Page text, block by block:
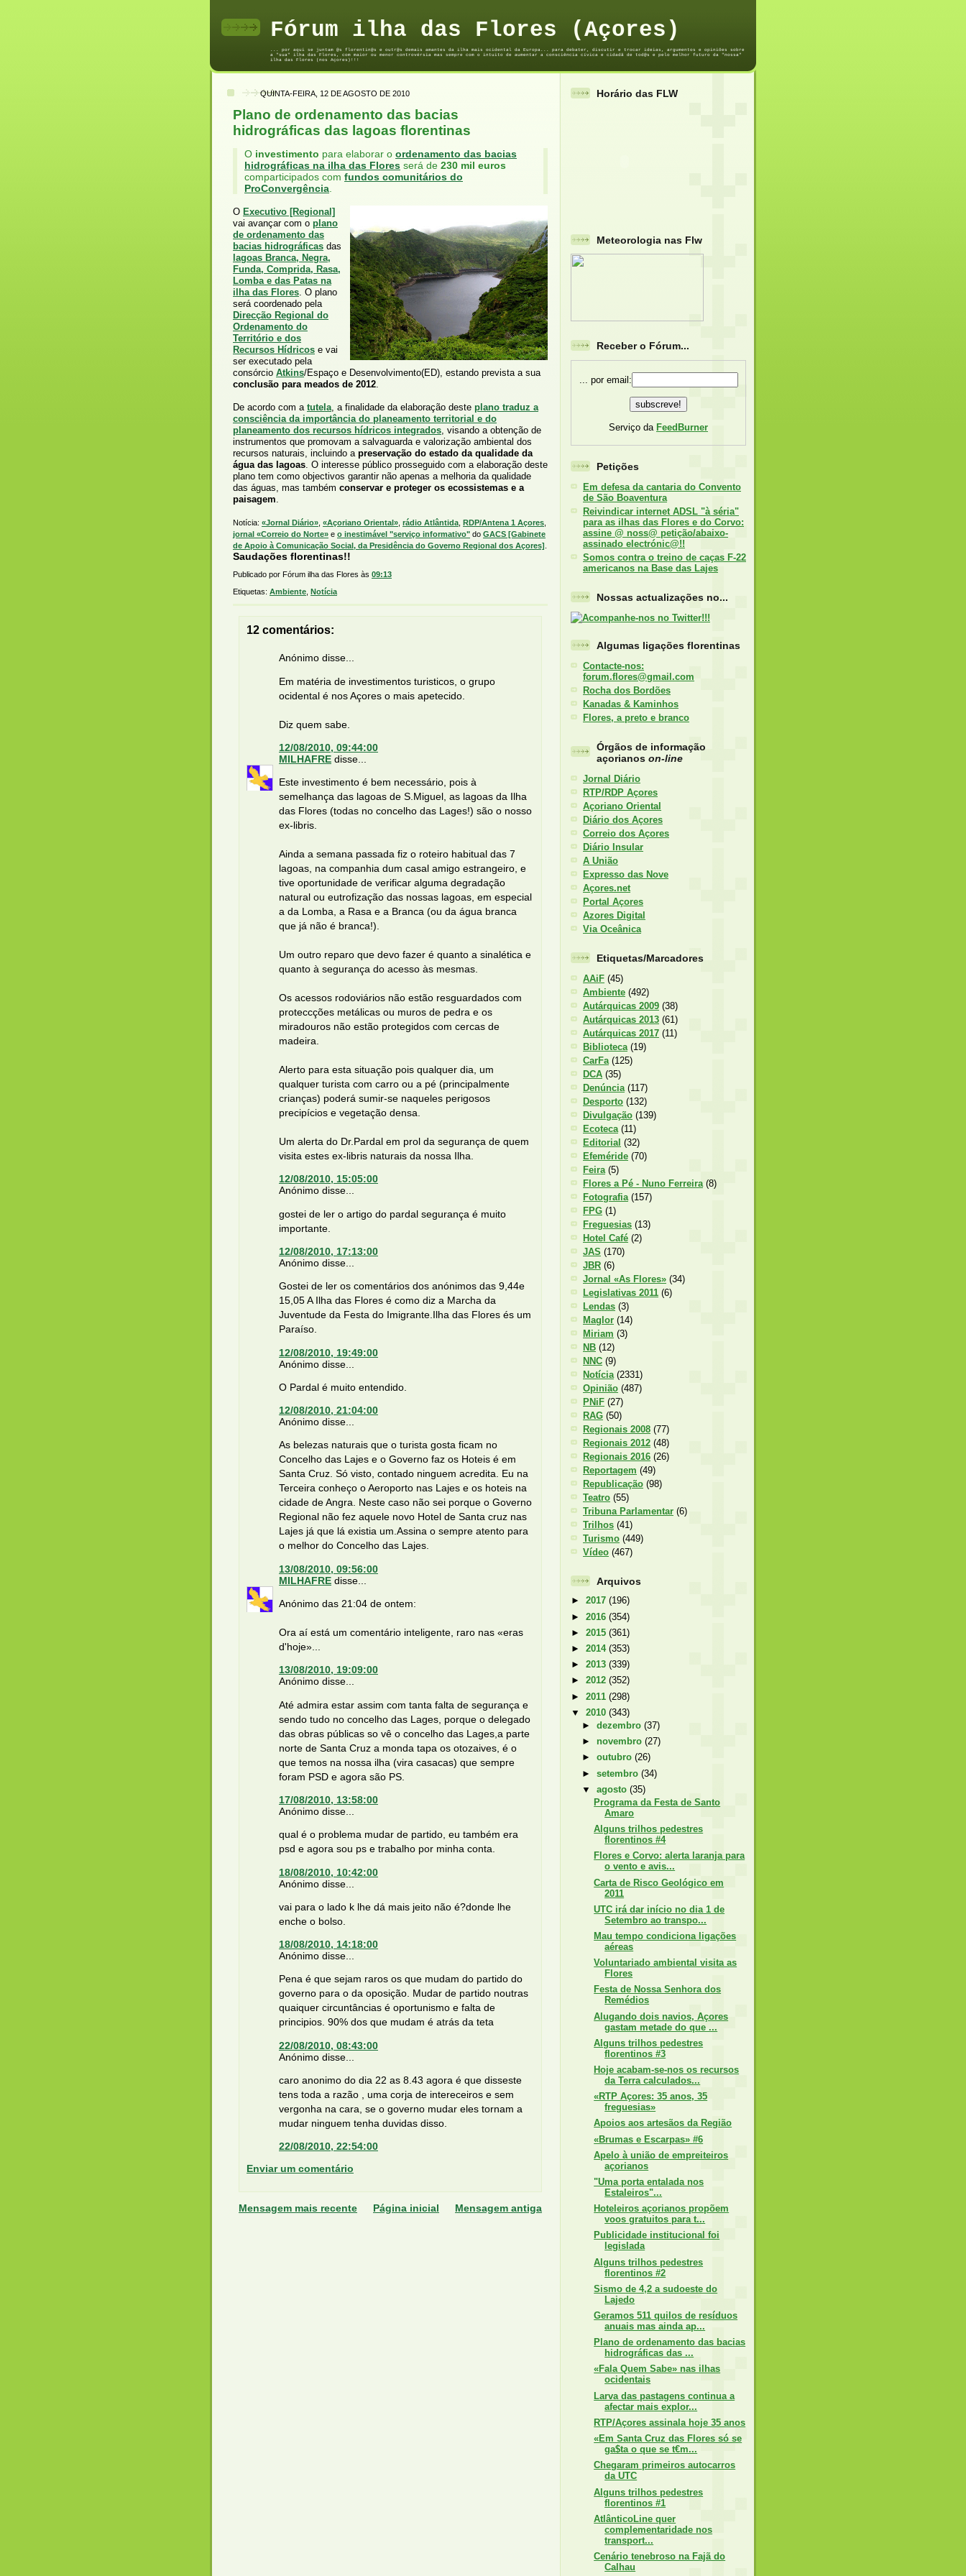
Fórum ilha das Flores (Açores)
... por aqui se juntam @s florentin@s e outr@s demais amantes da ilha mais ocidental da Europa... para debater, discutir e trocar ideias, argumentos e opiniões sobre
a "sua" ilha das Flores, com maior ou menor controvérsia mas sempre com o intuito de aumentar a consciência cívica e cidadã de tod@s e pelo melhor futuro da "nossa"
ilha das Flores (nos Açores)!!!
QUINTA-FEIRA, 12 DE AGOSTO DE 2010
Plano de ordenamento das bacias
hidrográficas das lagoas florentinas
O investimento para elaborar o ordenamento das bacias
hidrográficas na ilha das Flores será de 230 mil euros
comparticipados com fundos comunitários do
ProConvergência
O Executivo [Regional]
vai avançar com o plano
de ordenamento das
bacias hidrográficas das
lagoas Branca, Negra,
Funda, Comprida, Rasa,
Lomba e das Patas na
ilha das Flores. O plano
será coordenado pela
Direcção Regional do
Ordenamento do
Território e dos
Recursos Hídricos e vai
ser executado pela
consórcio Atkins/Espaço e Desenvolvimento(ED), estando prevista a sua
conclusão para meados de 2012.
De acordo com a tutela, a finalidade da elaboração deste plano traduz a
consciência da importância do planeamento territorial e do
planeamento dos recursos hídricos integrados, visando a obtenção de
instrumentos que promovam a salvaguarda e valorização ambiental dos
recursos naturais, incluindo a preservação do estado da qualidade da
água das lagoas. O interesse público prosseguido com a elaboração deste
plano tem como objectivos garantir não apenas a melhoria da qualidade
das águas, mas também conservar e proteger os ecossistemas e a
paisagem.
Notícia: «Jornal Diário» «Açoriano Oriental» rádio Atlântida RDP/Antena 1 Açores
jornal «Correio do Norte» e o inestimável "serviço informativo" do GACS [Gabinete
de Apoio à Comunicação Social, da Presidência do Governo Regional dos Açores]
Saudações florentinas!!
Publicado por Fórum ilha das Flores às 09:13
Etiquetas: Ambiente Notícia
12 comentários:
Anónimo disse...
Em matéria de investimentos turisticos, o grupo
ocidental é nos Açores o mais apetecido.
Diz quem sabe.
12/08/2010, 09:44:00
MILHAFRE disse...
Este investimento é bem necessário, pois à
semelhança das lagoas de S.Miguel, as lagoas da Ilha
das Flores (todas no concelho das Lages!) são o nosso
ex-libris.
Ainda a semana passada fiz o roteiro habitual das 7
lagoas, na companhia dum casal amigo estrangeiro, e
tive oportunidade de verificar alguma degradação
natural ou eutrofização das nossas lagoas, em especial
a da Lomba, a Rasa e a Branca (ou da água branca
que já não é branca!).
Um outro reparo que devo fazer é quanto a sinalética e
quanto à segurança do acesso às mesmas.
Os acessos rodoviários não estão resguardados com
proteccções metálicas ou muros de pedra e os
miradouros não estão protegidos com cercas de
madeira.
Alerto para esta situação pois qualquer dia, um
qualquer turista com carro ou a pé (principalmente
crianças) poderá sumir-se naqueles perigosos
precipícios e vegetação densa.
Um alerta do Dr.Pardal em prol da segurança de quem
visita estes ex-libris naturais da nossa Ilha.
12/08/2010, 15:05:00
Anónimo disse...
gostei de ler o artigo do pardal segurança é muito
importante.
12/08/2010, 17:13:00
Anónimo disse...
Gostei de ler os comentários dos anónimos das 9,44e
15,05 A Ilha das Flores é como diz a Marcha da
Juventude da Festa do Imigrante.Ilha das Flores és um
Paraíso.
12/08/2010, 19:49:00
Anónimo disse...
O Pardal é muito entendido.
12/08/2010, 21:04:00
Anónimo disse...
As belezas naturais que o turista gosta ficam no
Concelho das Lajes e o Governo faz os Hoteis é em
Santa Cruz. Só visto, contado ninguem acredita. Eu na
Terceira conheço o Aeroporto nas Lajes e os hoteis na
cidade de Angra. Neste caso não sei porque o Governo
Regional não fez aquele novo Hotel de Santa cruz nas
Lajes já que lá existia um.Assina o sempre atento para
o melhor do Concelho das Lajes.
13/08/2010, 09:56:00
MILHAFRE disse...
Anónimo das 21:04 de ontem:
Ora aí está um comentário inteligente, raro nas «eras
d'hoje»...
13/08/2010, 19:09:00
Anónimo disse...
Até admira estar assim com tanta falta de segurança e
sendo tudo no concelho das Lages, porque o delegado
das obras públicas so vê o concelho das Lages,a parte
norte de Santa Cruz a monda tapa os otozaives, é o
que temos na nossa ilha (vira casacas) que sempre
foram PSD e agora são PS.
17/08/2010, 13:58:00
Anónimo disse...
qual é o problema mudar de partido, eu também era
psd e agora sou ps e trabalho por minha conta.
18/08/2010, 10:42:00
Anónimo disse...
vai para o lado k lhe dá mais jeito não é?donde lhe
enche o bolso.
18/08/2010, 14:18:00
Anónimo disse...
Pena é que sejam raros os que mudam do partido do
governo para o da oposição. Mudar de partido noutras
quaiquer circuntâncias é oportunismo e falta de
principios. 90% dos que mudam é atrás da teta
22/08/2010, 08:43:00
Anónimo disse...
caro anonimo do dia 22 as 8.43 agora é que disseste
tens toda a razão , uma corja de intereceiros e sem
vergonha na cara, se o governo mudar eles tornam a
mudar ninguem tenha duvidas disso.
22/08/2010, 22:54:00
Enviar um comentário
Mensagem mais recente Mensagem antiga
Página inicial
Horário das FLW
Meteorologia nas Flw
Receber o Fórum...
... por email:
Serviço da FeedBurner
Petições
Em defesa da cantaria do Convento
de São Boaventura
Reivindicar internet ADSL "à séria"
para as ilhas das Flores e do Corvo:
assine @ noss@ petição/abaixo-
assinado electrónic@!!
Somos contra o treino de caças F-22
americanos na Base das Lajes
Nossas actualizações no...
Algumas ligações florentinas
Contacte-nos:
forum.flores@gmail.com
Rocha dos Bordões
Kanadas & Kaminhos
Flores, a preto e branco
Órgãos de informação
açorianos on-line
Jornal Diário
RTP/RDP Açores
Açoriano Oriental
Diário dos Açores
Correio dos Açores
Diário Insular
A União
Expresso das Nove
Açores.net
Portal Açores
Azores Digital
Via Oceânica
Etiquetas/Marcadores
AAiF (45)
Ambiente (492)
Autárquicas 2009 (38)
Autárquicas 2013 (61)
Autárquicas 2017 (11)
Biblioteca (19)
CarFa (125)
DCA (35)
Denúncia (117)
Desporto (132)
Divulgação (139)
Ecoteca (11)
Editorial (32)
Efeméride (70)
Feira (5)
Flores a Pé - Nuno Ferreira (8)
Fotografia (157)
FPG (1)
Freguesias (13)
Hotel Café (2)
JAS (170)
JBR (6)
Jornal «As Flores» (34)
Legislativas 2011 (6)
Lendas (3)
Maglor (14)
Miriam (3)
NB (12)
NNC (9)
Notícia (2331)
Opinião (487)
PNiF (27)
RAG (50)
Regionais 2008 (77)
Regionais 2012 (48)
Regionais 2016 (26)
Reportagem (49)
Republicação (98)
Teatro (55)
Tribuna Parlamentar (6)
Trilhos (41)
Turismo (449)
Vídeo (467)
Arquivos
► 2017 (196)
► 2016 (354)
► 2015 (361)
► 2014 (353)
► 2013 (339)
► 2012 (352)
► 2011 (298)
▼ 2010 (343)
►dezembro(37)
► novembro(27)
►outubro(26)
►setembro(34)
▼agosto(35)
Programa da Festa de Santo
Amaro
Alguns trilhos pedestres
florentinos #4
Flores e Corvo: alerta laranja para
o vento e avis...
Carta de Risco Geológico em
2011
UTC irá dar início no dia 1 de
Setembro ao transpo...
Mau tempo condiciona ligações
aéreas
Voluntariado ambiental visita as
Flores
Festa de Nossa Senhora dos
Remédios
Alugando dois navios, Açores
gastam metade do que ...
Alguns trilhos pedestres
florentinos #3
Hoje acabam-se-nos os recursos
da Terra calculados...
«RTP Açores: 35 anos, 35
freguesias»
Apoios aos artesãos da Região
«Brumas e Escarpas» #6
Apelo à união de empreiteiros
açorianos
"Uma porta entalada nos
Estaleiros"...
Hoteleiros açorianos propõem
voos gratuitos para t...
Publicidade institucional foi
legislada
Alguns trilhos pedestres
florentinos #2
Sismo de 4,2 a sudoeste do
Lajedo
Geramos 511 quilos de resíduos
anuais mas ainda ap...
Plano de ordenamento das bacias
hidrográficas das ...
«Fala Quem Sabe» nas ilhas
ocidentais
Larva das pastagens continua a
afectar mais explor...
RTP/Açores assinala hoje 35 anos
«Em Santa Cruz das Flores só se
ga$ta o que se t€m...
Chegaram primeiros autocarros
da UTC
Alguns trilhos pedestres
florentinos #1
AtlânticoLine quer
complementaridade nos
transport...
Cenário tenebroso na Fajã do
Calhau